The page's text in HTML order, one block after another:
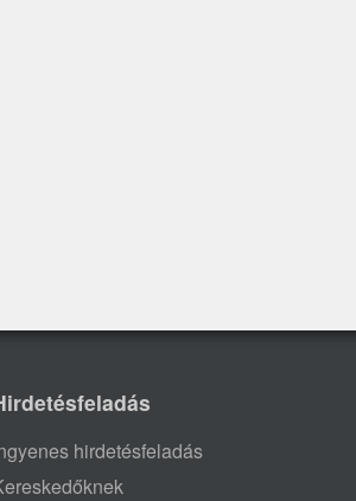
hirdetésfeladás